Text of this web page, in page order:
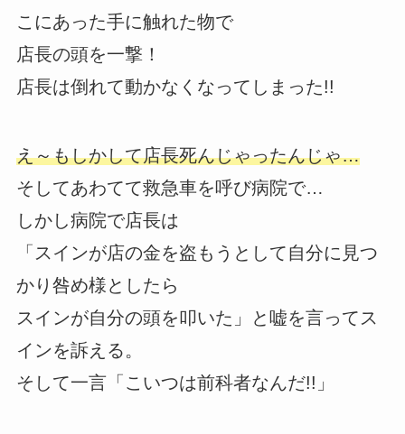
こにあった手に触れた物で
店長の頭を一撃！
店長は倒れて動かなくなってしまった!!
え～もしかして店長死んじゃったんじゃ…
そしてあわてて救急車を呼び病院で…
しかし病院で店長は
「スインが店の金を盗もうとして自分に見つ
かり咎め様としたら
スインが自分の頭を叩いた」と嘘を言ってス
インを訴える。
そして一言「こいつは前科者なんだ!!」